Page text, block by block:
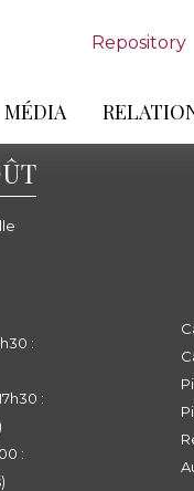
Repository
MÉDIA
:
:
: